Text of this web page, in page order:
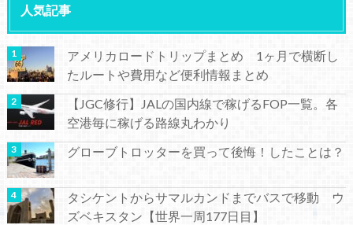
人気記事
アメリカロードトリップまとめ 1ヶ月で横断し
たルートや費用など便利情報まとめ
【JGC修行】JALの国内線で稼げるFOP一覧。各
空港毎に稼げる路線丸わかり
グローブトロッターを買って後悔！したことは？
タシケントからサマルカンドまでバスで移動 ウ
ズベキスタン【世界一周177日目】